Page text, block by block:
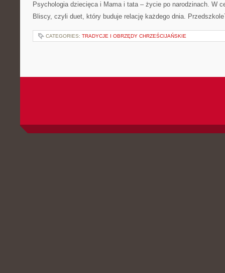
Psychologia dziecięca i Mama i tata – życie po narodzinach. W
Bliscy, czyli duet, który buduje relację każdego dnia.
CATEGORIES: TRADYCJE I OBRZĘDY CHRZEŚCIJAŃSKIE